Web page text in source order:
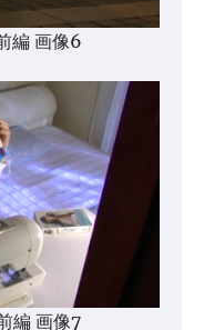
編 画像6
編 画像7